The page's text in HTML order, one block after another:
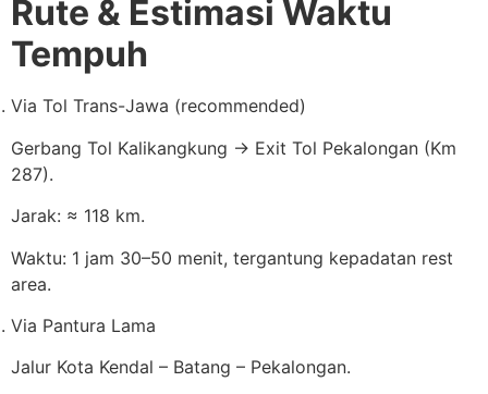
Rute & Estimasi Waktu
Tempuh
Via Tol Trans-Jawa (recommended)
Gerbang Tol Kalikangkung → Exit Tol Pekalongan (Km
287).
Jarak: ≈ 118 km.
Waktu: 1 jam 30–50 menit, tergantung kepadatan rest
area.
Via Pantura Lama
Jalur Kota Kendal – Batang – Pekalongan.